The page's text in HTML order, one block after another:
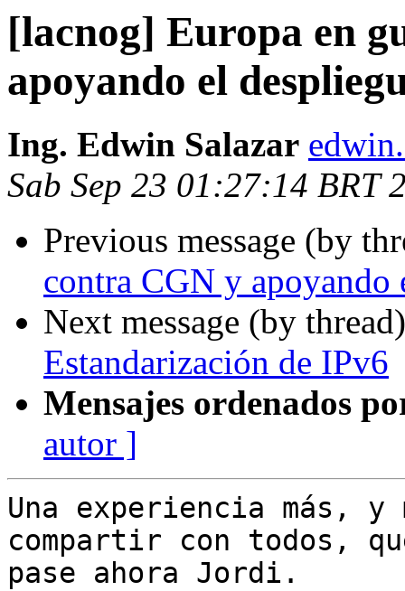
[lacnog] Europa en
apoyando el
Ing. Edwin Salazar
Sab Sep 23 01:27:14 BRT
Previous message (by
contra CGN y apoyando
Next message (by
Estandarización de IPv6
Mensajes ordenados
autor ]
Una experiencia más,
compartir con todos,
pase ahora Jordi.